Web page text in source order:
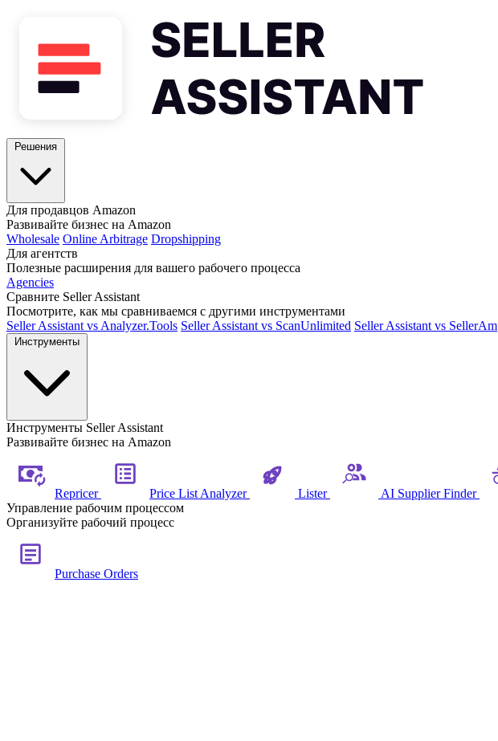
Для продавцов Amazon
Развивайте бизнес на Amazon
Wholesale Online Arbitrage Dropshipping
Для агентств
Полезные расширения для вашего рабочего процесса
Agencies
Сравните Seller Assistant
Посмотрите, как мы сравниваемся с другими инструментами
Seller Assistant vs Analyzer.Tools Seller Assistant vs ScanUnlimited Seller Assistant vs
Инструменты Seller Assistant
Развивайте бизнес на Amazon
Repricer Price List Analyzer Lister AI Supplier Finder
Управление рабочим процессом
Организуйте рабочий процесс
Purchase Orders